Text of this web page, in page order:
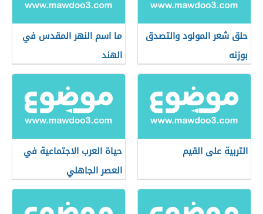
حلق شعر المولود والتصدق
بوزنه
ما اسم النهر المقدس في
الهند
التربية على القيم
حياة العرب الاجتماعية في
العصر الجاهلي